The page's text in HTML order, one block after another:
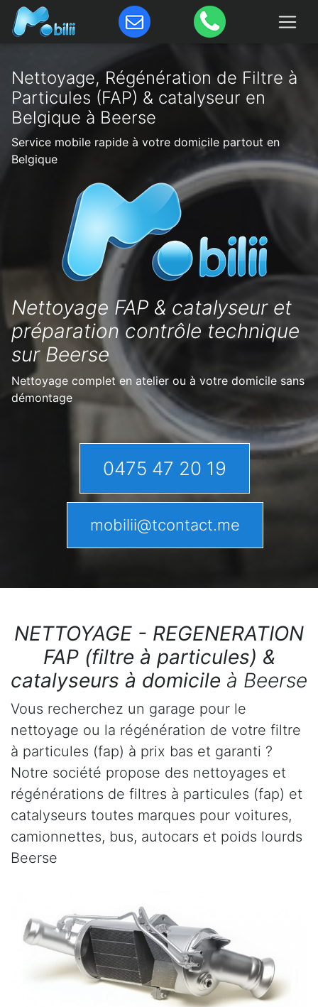
Nettoyage, Régénération de Filtre à
Particules (FAP) & catalyseur en
Belgique à Beerse
Service mobile rapide à votre domicile partout en
Belgique
Nettoyage FAP & catalyseur et
préparation contrôle technique
sur Beerse
Nettoyage complet en atelier ou à votre domicile sans
démontage
0475 47 20 19
mobilii@tcontact.me
NETTOYAGE - REGENERATION
FAP (filtre à particules) &
catalyseurs à domicile à Beerse
Vous recherchez un garage pour le
nettoyage ou la régénération de votre filtre
à particules (fap) à prix bas et garanti ?
Notre société propose des nettoyages et
régénérations de filtres à particules (fap) et
catalyseurs toutes marques pour voitures,
camionnettes, bus, autocars et poids lourds
Beerse